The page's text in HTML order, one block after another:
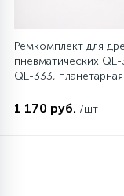
Ремкомплект для
пневматических QE-
QE-333, планетарная
SEVEN QE-333T07
1 170 руб. /шт